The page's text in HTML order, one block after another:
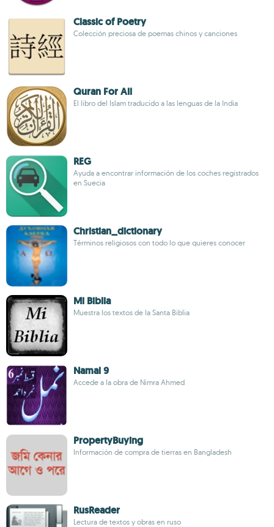
Classic of Poetry
Colección preciosa de poemas chinos y canciones
Quran For All
El libro del Islam traducido a las lenguas de la India
REG
Ayuda a encontrar información de los coches registrados
en Suecia
Christian_dictionary
Términos religiosos con todo lo que quieres conocer
Mi Biblia
Muestra los textos de la Santa Biblia
Namal 9
Accede a la obra de Nimra Ahmed
PropertyBuying
Información de compra de tierras en Bangladesh
RusReader
Lectura de textos y obras en ruso